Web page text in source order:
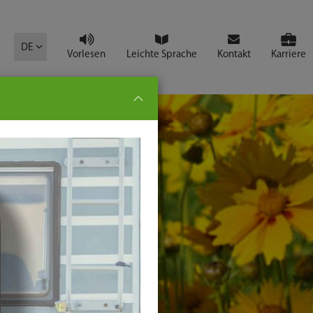
DE
Vorlesen Leichte Sprache Kontakt Karriere